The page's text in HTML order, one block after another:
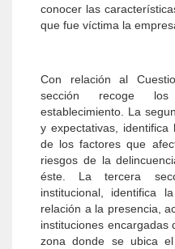
conocer las
que fue víctima la
Con relación al
sección recoge
establecimiento. La
y expectativas,
de los factores que
riesgos de la
éste. La tercera
institucional, identifica
relación a la presencia,
instituciones encargadas
zona donde se ubica